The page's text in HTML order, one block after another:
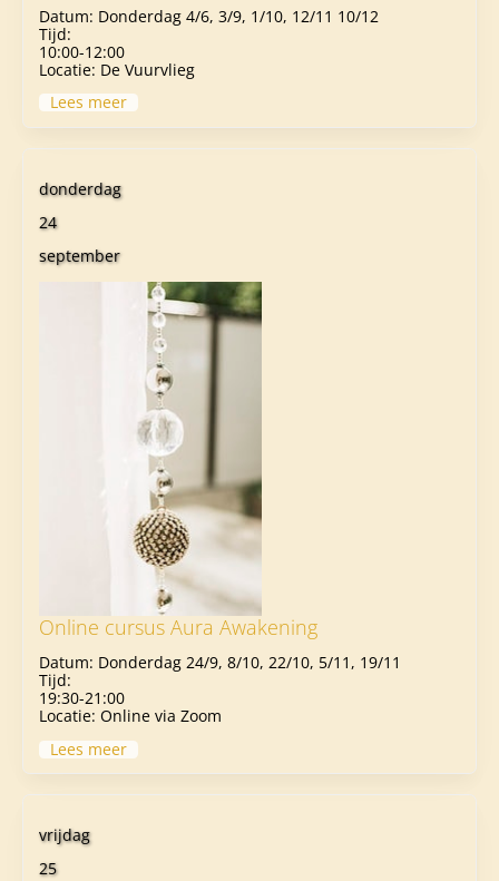
Datum: Donderdag 4/6, 3/9, 1/10, 12/11 10/12
Tijd:
10:00-12:00
Locatie: De Vuurvlieg
Lees meer
donderdag
24
september
Online cursus Aura Awakening
Datum: Donderdag 24/9, 8/10, 22/10, 5/11, 19/11
Tijd:
19:30-21:00
Locatie: Online via Zoom
Lees meer
vrijdag
25